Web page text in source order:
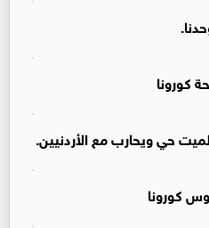
كورونا
حي ويحارب مع الأردنيين.
كورونا